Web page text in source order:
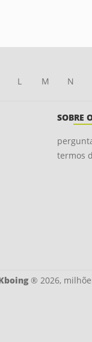
L M N
SOBRE
termos
® 2026,